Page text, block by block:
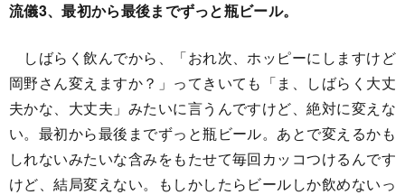
流儀3、最初から最後までずっと瓶ビール。
しばらく飲んでから、「おれ次、ホッピーにしますけど
岡野さん変えますか？」ってきいても「ま、しばらく大丈
夫かな、大丈夫」みたいに言うんですけど、絶対に変えな
い。最初から最後までずっと瓶ビール。あとで変えるかも
しれないみたいな含みをもたせて毎回カッコつけるんです
けど、結局変えない。もしかしたらビールしか飲めないっ